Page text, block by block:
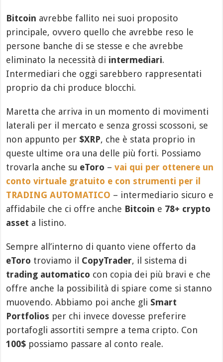
Bitcoin avrebbe fallito nei suoi proposito
principale, ovvero quello che avrebbe reso le
persone banche di se stesse e che avrebbe
eliminato la necessità di intermediari.
Intermediari che oggi sarebbero rappresentati
proprio da chi produce blocchi.
Maretta che arriva in un momento di movimenti
laterali per il mercato e senza grossi scossoni, se
non appunto per $XRP, che è stata proprio in
queste ultime ora una delle più forti. Possiamo
trovarla anche su eToro –vai qui per ottenere un
conto virtuale gratuito e con strumenti per il
TRADING AUTOMATICO – intermediario sicuro e
affidabile che ci offre anche Bitcoin e 78+ crypto
asset a listino.
Sempre all’interno di quanto viene offerto da
eToro troviamo il CopyTrader, il sistema di
trading automatico con copia dei più bravi e che
offre anche la possibilità di spiare come si stanno
muovendo. Abbiamo poi anche gli Smart
Portfolios per chi invece dovesse preferire
portafogli assortiti sempre a tema cripto. Con
100$ possiamo passare al conto reale.